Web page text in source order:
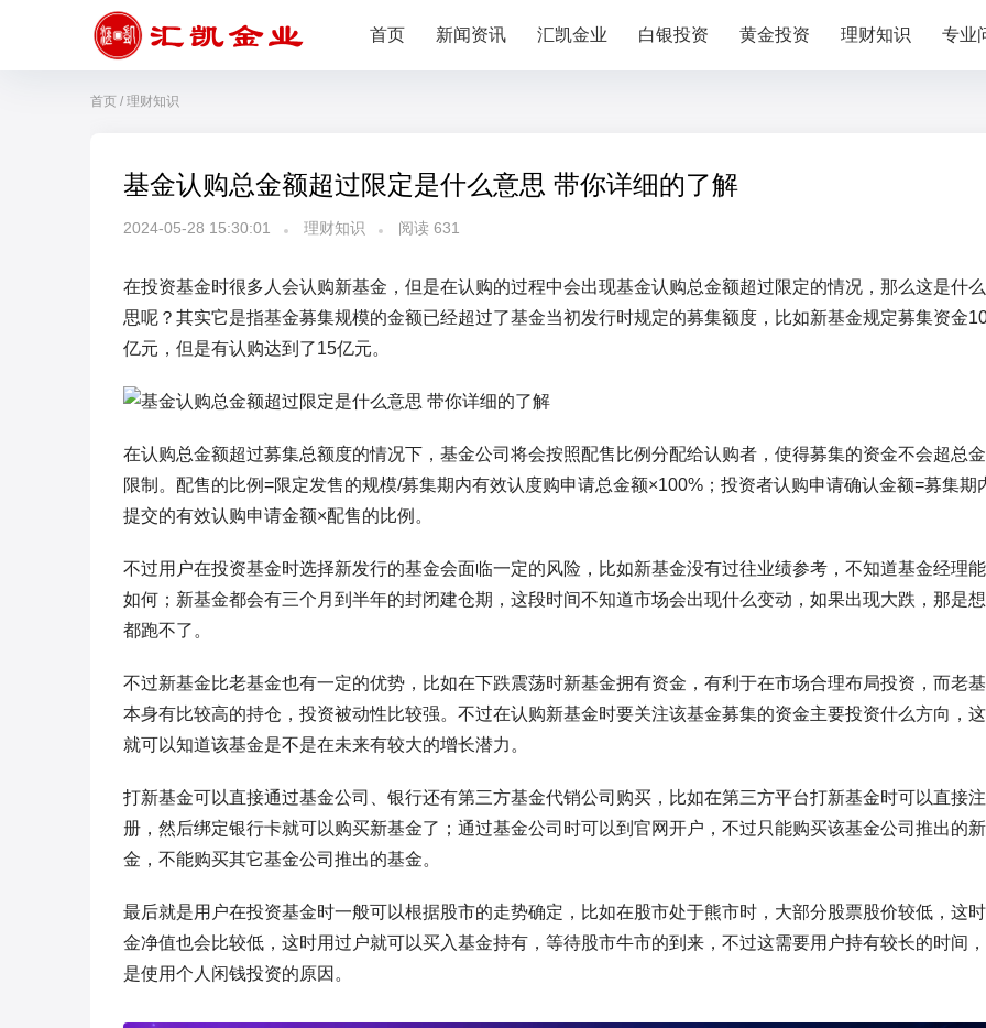
首页 新闻资讯 汇凯金业 白银投资 黄金投资 理财知识 专业
首页 / 理财知识
基金认购总金额超过限定是什么意思 带你详细的了解
2024-05-28 15:30:01 理财知识 阅读 631
在投资基金时很多人会认购新基金，但是在认购的过程中会出现基金认购总金额超过限定的情况，那么这是什
思呢？其实它是指基金募集规模的金额已经超过了基金当初发行时规定的募集额度，比如新基金规定募集资金
亿元，但是有认购达到了15亿元。
在认购总金额超过募集总额度的情况下，基金公司将会按照配售比例分配给认购者，使得募集的资金不会超总
限制。配售的比例=限定发售的规模/募集期内有效认度购申请总金额×100%；投资者认购申请确认金额=募集期
提交的有效认购申请金额×配售的比例。
不过用户在投资基金时选择新发行的基金会面临一定的风险，比如新基金没有过往业绩参考，不知道基金经理
如何；新基金都会有三个月到半年的封闭建仓期，这段时间不知道市场会出现什么变动，如果出现大跌，那是
都跑不了。
不过新基金比老基金也有一定的优势，比如在下跌震荡时新基金拥有资金，有利于在市场合理布局投资，而老
本身有比较高的持仓，投资被动性比较强。不过在认购新基金时要关注该基金募集的资金主要投资什么方向，
就可以知道该基金是不是在未来有较大的增长潜力。
打新基金可以直接通过基金公司、银行还有第三方基金代销公司购买，比如在第三方平台打新基金时可以直接注
册，然后绑定银行卡就可以购买新基金了；通过基金公司时可以到官网开户，不过只能购买该基金公司推出的
金，不能购买其它基金公司推出的基金。
最后就是用户在投资基金时一般可以根据股市的走势确定，比如在股市处于熊市时，大部分股票股价较低，这
金净值也会比较低，这时用过户就可以买入基金持有，等待股市牛市的到来，不过这需要用户持有较长的时间
是使用个人闲钱投资的原因。